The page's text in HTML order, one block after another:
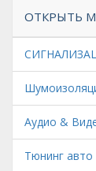
ОТКРЫТЬ
Аудио &
Тюнинг авто